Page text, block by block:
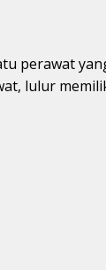
perawat
lulur